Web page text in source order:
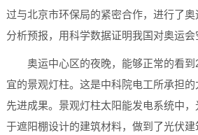
过与北京市环保局的紧密合作，进行了
分析预报，用科学数据证明我国对奥运会
奥运中心区的夜晚，能够正常的看到
宜的景观灯柱。这是中科院电工所承担
先进成果。景观灯柱太阳能发电系统中
于遮阳棚设计的建筑材料，做到了光伏